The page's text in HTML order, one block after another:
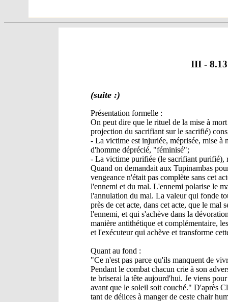
III -
(suite :)
Présentation formelle :
On peut dire que le rituel de la mise à
projection du sacrifiant sur le sacrifié)
- La victime est injuriée, méprisée, mise à
d'homme déprécié, "féminisé";
- La victime purifiée (le sacrifiant purifié),
Quand on demandait aux Tupinambas
vengeance n'était pas complète sans cet
l'ennemi et du mal. L'ennemi polarise le
l'annulation du mal. La valeur qui fonde
près de cet acte, dans cet acte, que le mal
l'ennemi, et qui s'achève dans la
manière antithétique et complémentaire,
et l'exécuteur qui achève et transforme
Quant au fond :
"Ce n'est pas parce qu'ils manquent de
Pendant le combat chacun crie à son
te briserai la tête aujourd'hui. Je viens
avant que le soleil soit couché." D'après
tant de délices à manger de ceste chair